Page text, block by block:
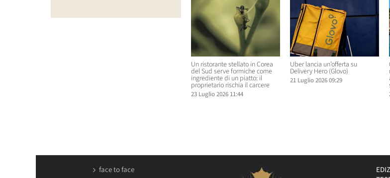
Un ristorante stellato in Corea
del Sud serve formiche come
ingrediente di un piatto: il
proprietario rischia il carcere
23 Luglio 2026 11:44
Uber lancia un’offerta su
Delivery Hero (Glovo)
21 Luglio 2026 09:29
face to face